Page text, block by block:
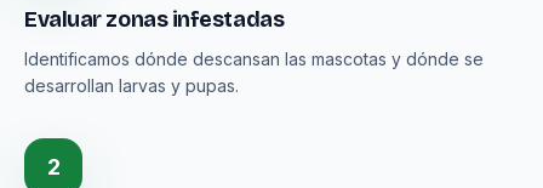
Evaluar zonas infestadas
Identificamos dónde descansan las mascotas y dónde se
desarrollan larvas y pupas.
2